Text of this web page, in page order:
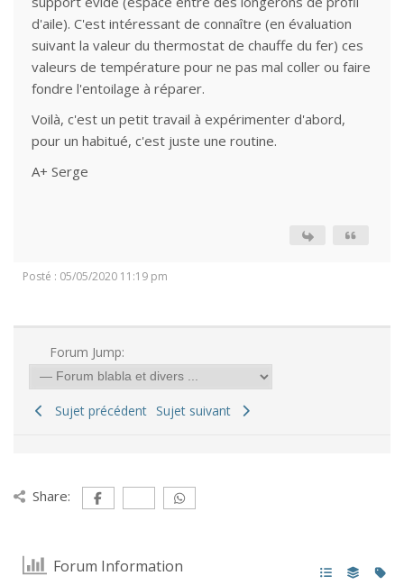
d'aile). C'est intéressant de connaître (en évaluation
suivant la valeur du thermostat de chauffe du fer) ces
valeurs de température pour ne pas mal coller ou faire
fondre l'entoilage à réparer.
Voilà, c'est un petit travail à expérimenter d'abord,
pour un habitué, c'est juste une routine.
A+ Serge
Posté : 05/05/2020 11:19 pm
Forum Jump:
Sujet précédent Sujet suivant
Share:
Forum Information